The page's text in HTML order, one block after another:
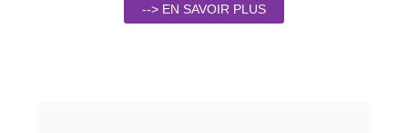
--> EN SAVOIR PLUS